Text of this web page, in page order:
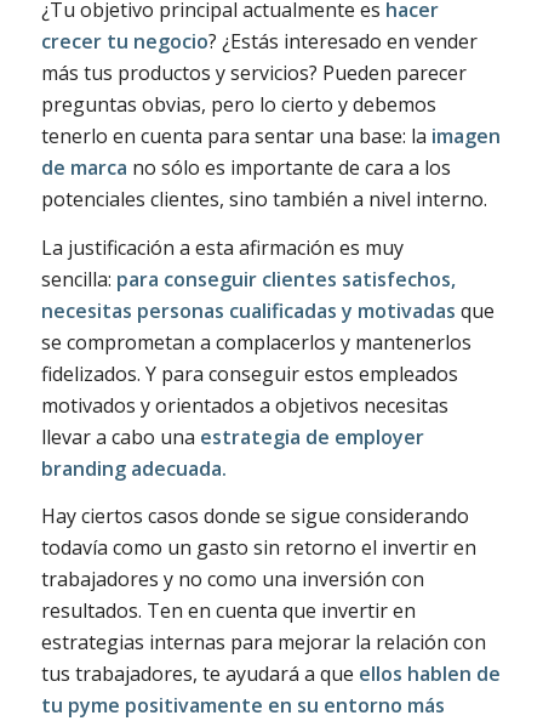
¿Tu objetivo principal actualmente es hacer
crecer tu negocio? ¿Estás interesado en vender
más tus productos y servicios? Pueden parecer
preguntas obvias, pero lo cierto y debemos
tenerlo en cuenta para sentar una base: la imagen
de marca no sólo es importante de cara a los
potenciales clientes, sino también a nivel interno.
La justificación a esta afirmación es muy
sencilla: para conseguir clientes satisfechos,
necesitas personas cualificadas y motivadas que
se comprometan a complacerlos y mantenerlos
fidelizados. Y para conseguir estos empleados
motivados y orientados a objetivos necesitas
llevar a cabo una estrategia de employer
branding adecuada.
Hay ciertos casos donde se sigue considerando
todavía como un gasto sin retorno el invertir en
trabajadores y no como una inversión con
resultados. Ten en cuenta que invertir en
estrategias internas para mejorar la relación con
tus trabajadores, te ayudará a que ellos hablen de
tu pyme positivamente en su entorno más